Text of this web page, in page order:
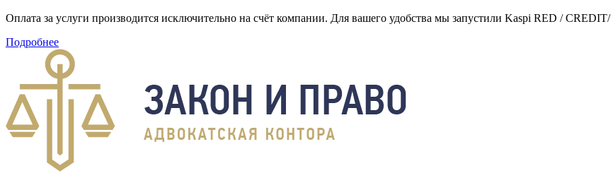
Оплата за услуги производится исключительно на счёт компании. Для вашего удобства мы запустили Kaspi RED /
Подробнее